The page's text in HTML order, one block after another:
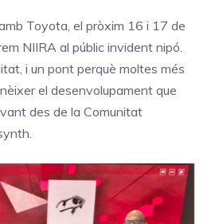
Toyota, el pròxim 16 i 17 de
NIIRA al públic invident nipó.
i un pont perquè moltes més
el desenvolupament que
des de la Comunitat